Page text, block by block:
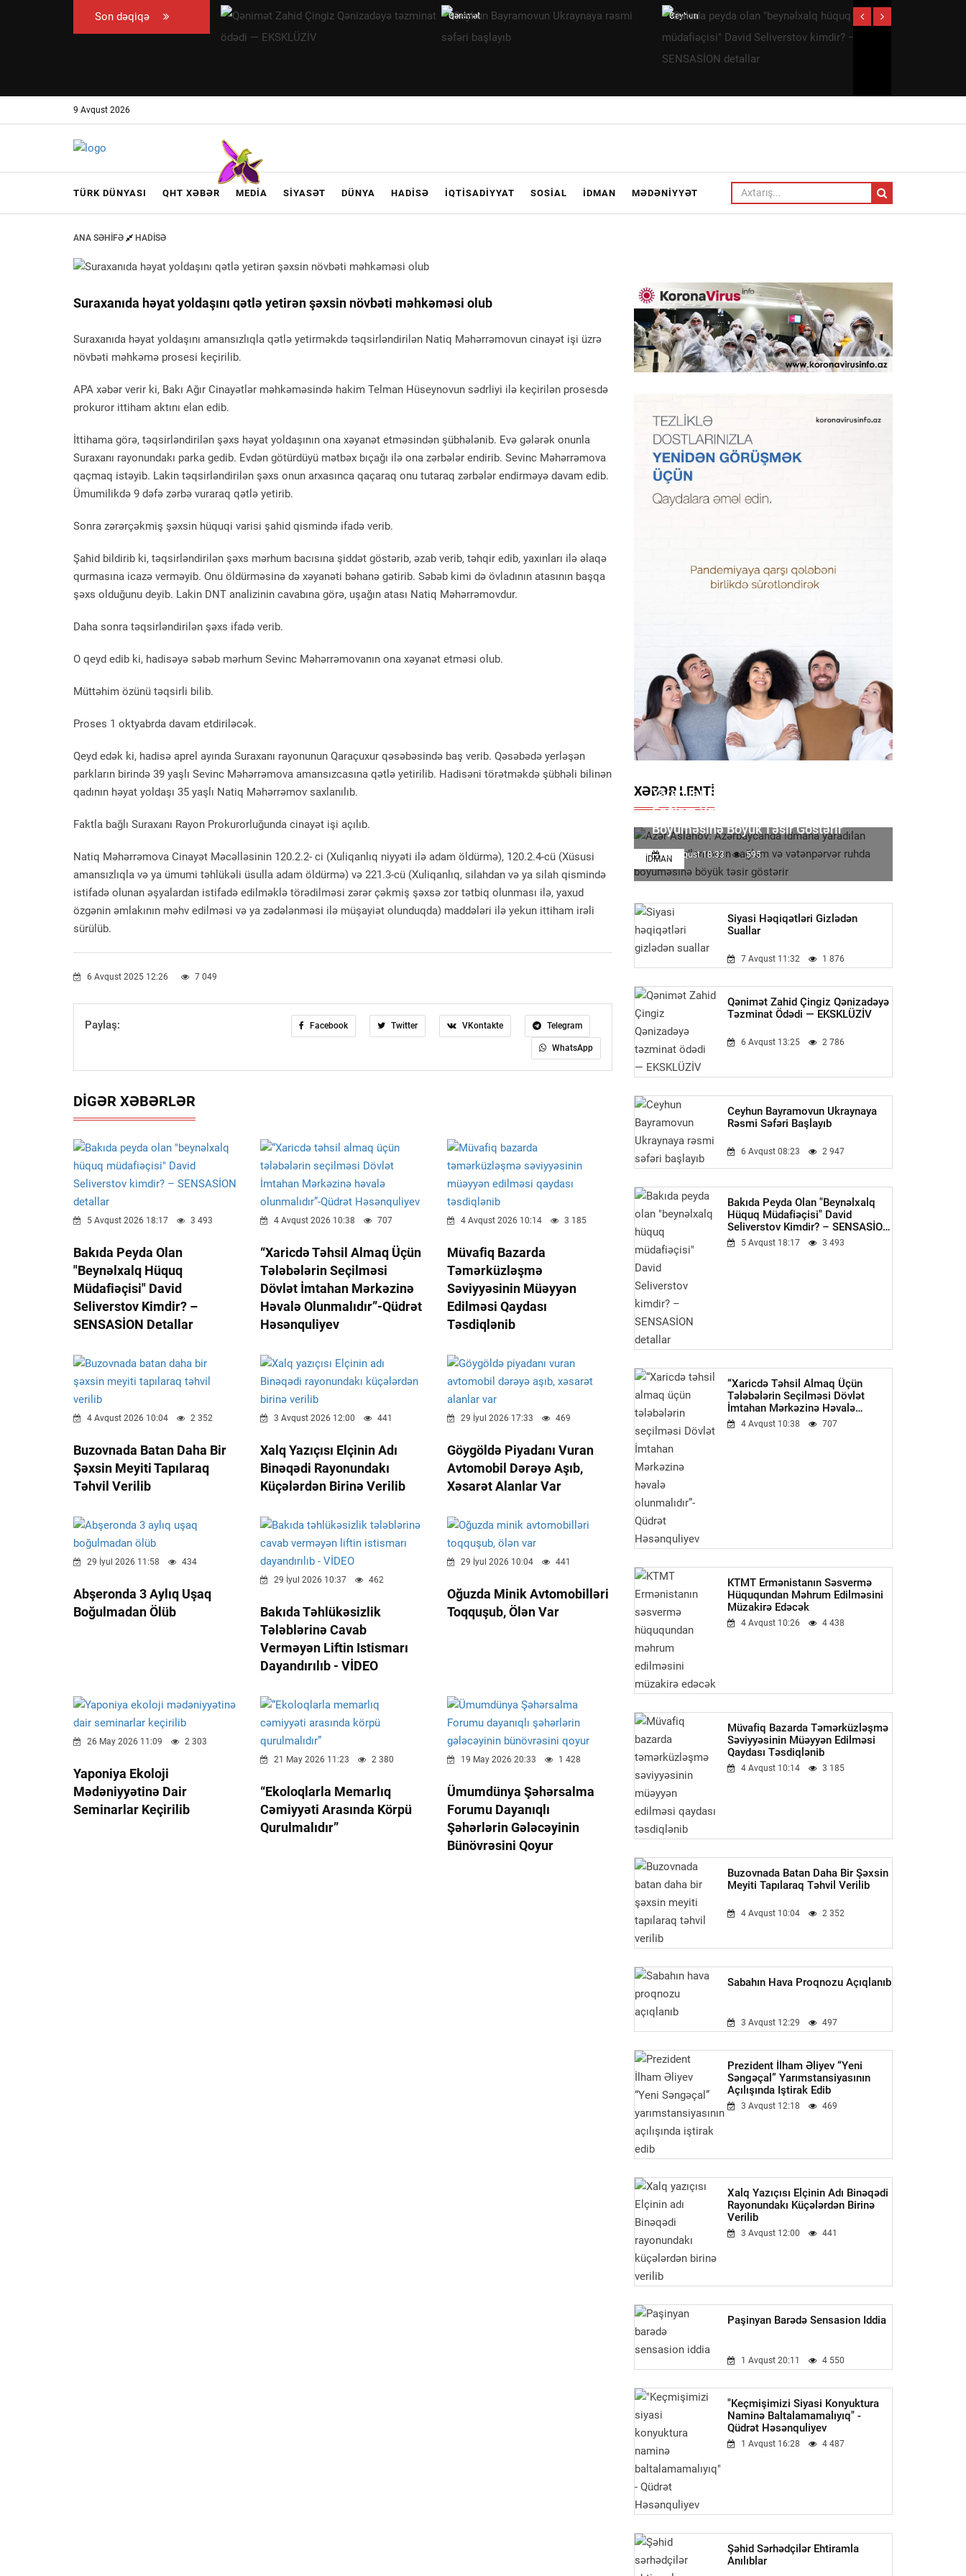
Son dəqiqə Qənimət
Zahid
ödədi —
EKSKLÜZİV
Ceyhun
Bayramovun
Bakıda
peyda olan
"beynəlxalq
David
SENSASİON
övladlarımızın
9 Avqust 2026
TÜRK DÜNYASI QHT XƏBƏR MEDIA SIYASƏT DÜNYA HADISƏ İQTISADIYYAT SOSIAL İDMAN MƏDƏNIYYƏT
ANA SƏHIFƏ HADISƏ
Suraxanıda həyat yoldaşını qətlə yetirən şəxsin növbəti məhkəməsi olub
Suraxanıda həyat yoldaşını amansızlıqla qətlə yetirməkdə təqsirləndirilən Natiq Məhərrəmovun cinayət işi üzrə
növbəti məhkəmə prosesi keçirilib.
APA xəbər verir ki, Bakı Ağır Cinayətlər məhkəməsində hakim Telman Hüseynovun sədrliyi ilə keçirilən prosesdə
prokuror ittiham aktını elan edib.
İttihama görə, təqsirləndirilən şəxs həyat yoldaşının ona xəyanət etməsindən şübhələnib. Evə gələrək onunla
Suraxanı rayonundakı parka gedib. Evdən götürdüyü mətbəx bıçağı ilə ona zərbələr endirib. Sevinc Məhərrəmova
qaçmaq istəyib. Lakin təqsirləndirilən şəxs onun arxasınca qaçaraq onu tutaraq zərbələr endirməyə davam edib.
Ümumilikdə 9 dəfə zərbə vuraraq qətlə yetirib.
Sonra zərərçəkmiş şəxsin hüquqi varisi şahid qismində ifadə verib.
Şahid bildirib ki, təqsirləndirilən şəxs mərhum bacısına şiddət göstərib, əzab verib, təhqir edib, yaxınları ilə əlaqə
qurmasına icazə verməyib. Onu öldürməsinə də xəyanəti bəhanə gətirib. Səbəb kimi də övladının atasının başqa
şəxs olduğunu deyib. Lakin DNT analizinin cavabına görə, uşağın atası Natiq Məhərrəmovdur.
Daha sonra təqsirləndirilən şəxs ifadə verib.
O qeyd edib ki, hadisəyə səbəb mərhum Sevinc Məhərrəmovanın ona xəyanət etməsi olub.
Müttəhim özünü təqsirli bilib.
Proses 1 oktyabrda davam etdiriləcək.
Qeyd edək ki, hadisə aprel ayında Suraxanı rayonunun Qaraçuxur qəsəbəsində baş verib. Qəsəbədə yerləşən
parkların birində 39 yaşlı Sevinc Məhərrəmova amansızcasına qətlə yetirilib. Hadisəni törətməkdə şübhəli bilinən
qadının həyat yoldaşı 35 yaşlı Natiq Məhərrəmov saxlanılıb.
Faktla bağlı Suraxanı Rayon Prokurorluğunda cinayət işi açılıb.
Natiq Məhərrəmova Cinayət Məcəlləsinin 120.2.2- ci (Xuliqanlıq niyyəti ilə adam öldürmə), 120.2.4-cü (Xüsusi
amansızlıqla və ya ümumi təhlükəli üsulla adam öldürmə) və 221.3-cü (Xuliqanlıq, silahdan və ya silah qismində
istifadə olunan əşyalardan istifadə edilməklə törədilməsi zərər çəkmiş şəxsə zor tətbiq olunması ilə, yaxud
özgənin əmlakının məhv edilməsi və ya zədələnməsi ilə müşayiət olunduqda) maddələri ilə yekun ittiham irəli
sürülüb.
6 Avqust 2025 12:26 7 049
Paylaş: Facebook Twitter VKontakte Telegram
WhatsApp
DIGƏR XƏBƏRLƏR
5 Avqust 2026 18:17 3 493
Bakıda Peyda Olan
"beynəlxalq Hüquq
Müdafiəçisi" David
Seliverstov Kimdir? –
SENSASİON Detallar
4 Avqust 2026 10:38 707
“Xaricdə Təhsil Almaq Üçün
Tələbələrin Seçilməsi
Dövlət İmtahan Mərkəzinə
Həvalə Olunmalıdır”-Qüdrət
Həsənquliyev
4 Avqust 2026 10:14 3 185
Müvafiq Bazarda
Təmərküzləşmə
Səviyyəsinin Müəyyən
Edilməsi Qaydası
Təsdiqlənib
4 Avqust 2026 10:04 2 352
Buzovnada Batan Daha Bir
Şəxsin Meyiti Tapılaraq
Təhvil Verilib
3 Avqust 2026 12:00 441
Xalq Yazıçısı Elçinin Adı
Binəqədi Rayonundakı
Küçələrdən Birinə Verilib
29 İyul 2026 17:33 469
Göygöldə Piyadanı Vuran
Avtomobil Dərəyə Aşıb,
Xəsarət Alanlar Var
29 İyul 2026 11:58 434
Abşeronda 3 Aylıq Uşaq
Boğulmadan Ölüb
29 İyul 2026 10:37 462
Bakıda Təhlükəsizlik
Tələblərinə Cavab
Verməyən Liftin Istismarı
Dayandırılıb - VİDEO
29 İyul 2026 10:04 441
Oğuzda Minik Avtomobilləri
Toqquşub, Ölən Var
26 May 2026 11:09 2 303
Yaponiya Ekoloji
Mədəniyyətinə Dair
Seminarlar Keçirilib
21 May 2026 11:23 2 380
“Ekoloqlarla Memarlıq
Cəmiyyəti Arasında Körpü
Qurulmalıdır”
19 May 2026 20:33 1 428
Ümumdünya Şəhərsalma
Forumu Dayanıqlı
Şəhərlərin Gələcəyinin
Bünövrəsini Qoyur
XƏBƏR LENTI
İDMAN
Yaradılan Şərait Övladlarımızın
Sağlam Və Vətənpərvər Ruhda
Böyüməsinə Böyük Təsir Göstərir
8 Avqust 18:33 595
Siyasi Həqiqətləri Gizlədən
Suallar
7 Avqust 11:32 1 876
Qənimət Zahid Çingiz Qənizadəyə
Təzminat Ödədi — EKSKLÜZİV
6 Avqust 13:25 2 786
Ceyhun Bayramovun Ukraynaya
Rəsmi Səfəri Başlayıb
6 Avqust 08:23 2 947
Bakıda Peyda Olan "beynəlxalq
Hüquq Müdafiəçisi" David
Seliverstov Kimdir? – SENSASİON
Detallar
5 Avqust 18:17 3 493
“Xaricdə Təhsil Almaq Üçün
Tələbələrin Seçilməsi Dövlət
İmtahan Mərkəzinə Həvalə
Olunmalıdır”-Qüdrət Həsənquliyev
4 Avqust 10:38 707
KTMT Ermənistanın Səsvermə
Hüququndan Məhrum Edilməsini
Müzakirə Edəcək
4 Avqust 10:26 4 438
Müvafiq Bazarda Təmərküzləşmə
Səviyyəsinin Müəyyən Edilməsi
Qaydası Təsdiqlənib
4 Avqust 10:14 3 185
Buzovnada Batan Daha Bir Şəxsin
Meyiti Tapılaraq Təhvil Verilib
4 Avqust 10:04 2 352
Sabahın Hava Proqnozu Açıqlanıb
3 Avqust 12:29 497
Prezident İlham Əliyev “Yeni
Səngəçal” Yarımstansiyasının
Açılışında Iştirak Edib
3 Avqust 12:18 469
Xalq Yazıçısı Elçinin Adı Binəqədi
Rayonundakı Küçələrdən Birinə
Verilib
3 Avqust 12:00 441
Paşinyan Barədə Sensasion Iddia
1 Avqust 20:11 4 550
"Keçmişimizi Siyasi Konyuktura
Naminə Baltalamamalıyıq" -
Qüdrət Həsənquliyev
1 Avqust 16:28 4 487
Şəhid Sərhədçilər Ehtiramla
Anılıblar